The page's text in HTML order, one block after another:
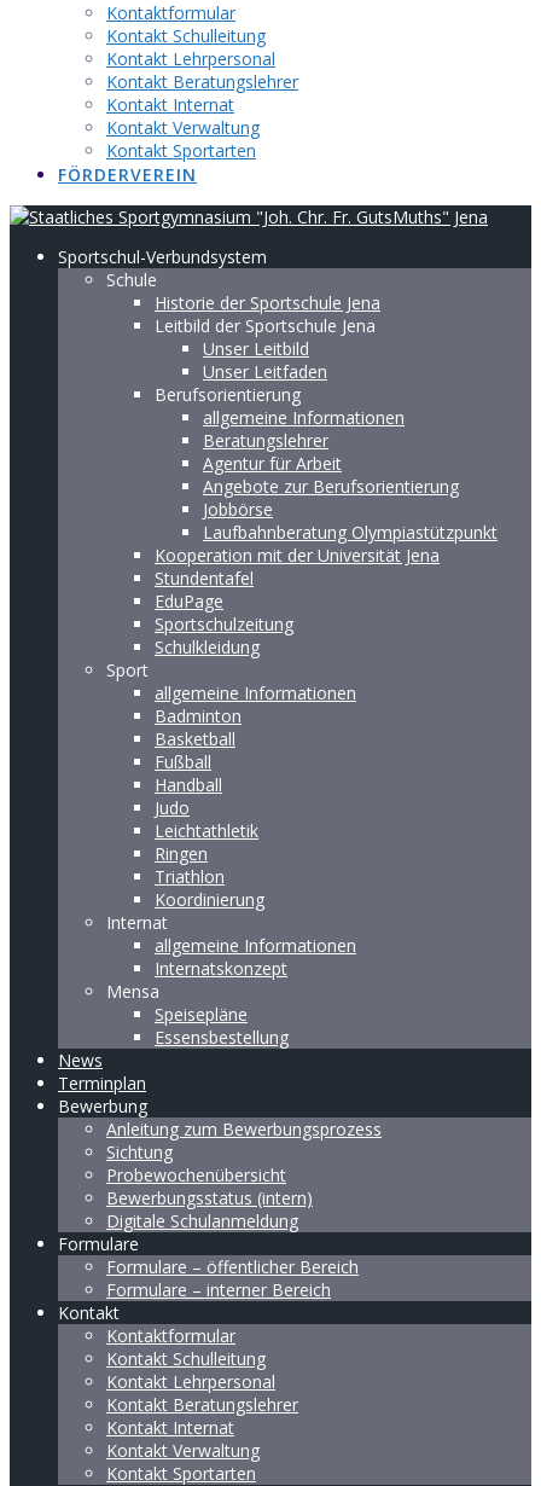
Kontaktformular
Kontakt Schulleitung
Kontakt Lehrpersonal
Kontakt Beratungslehrer
Kontakt Internat
Kontakt Verwaltung
Kontakt Sportarten
FÖRDERVEREIN
Sportschul-Verbundsystem
Schule
Historie der Sportschule Jena
Leitbild der Sportschule Jena
Unser Leitbild
Unser Leitfaden
Berufsorientierung
allgemeine Informationen
Beratungslehrer
Agentur für Arbeit
Angebote zur Berufsorientierung
Jobbörse
Laufbahnberatung Olympiastützpunkt
Kooperation mit der Universität Jena
Stundentafel
EduPage
Sportschulzeitung
Schulkleidung
Sport
allgemeine Informationen
Badminton
Basketball
Fußball
Handball
Judo
Leichtathletik
Ringen
Triathlon
Koordinierung
Internat
allgemeine Informationen
Internatskonzept
Mensa
Speisepläne
Essensbestellung
News
Terminplan
Bewerbung
Anleitung zum Bewerbungsprozess
Sichtung
Probewochenübersicht
Bewerbungsstatus (intern)
Digitale Schulanmeldung
Formulare
Formulare – öffentlicher Bereich
Formulare – interner Bereich
Kontakt
Kontaktformular
Kontakt Schulleitung
Kontakt Lehrpersonal
Kontakt Beratungslehrer
Kontakt Internat
Kontakt Verwaltung
Kontakt Sportarten